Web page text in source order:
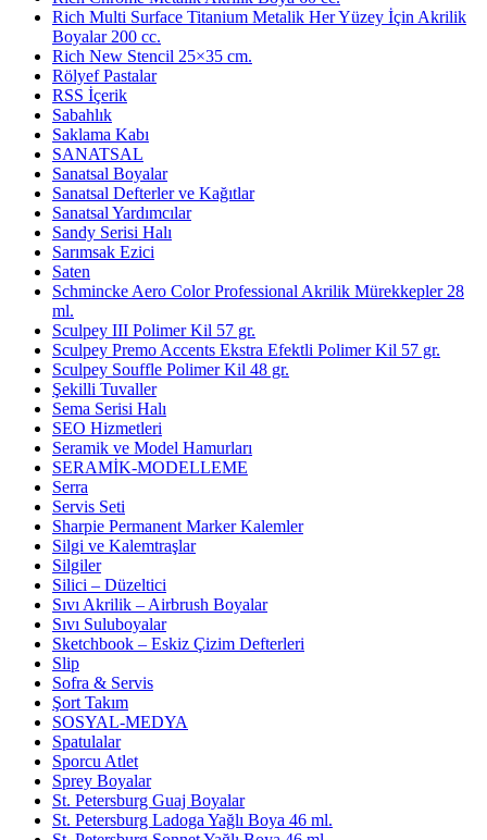
Rich Multi Surface Titanium Metalik Her Yüzey İçin Akrilik
Boyalar 200 cc.
Rich New Stencil 25×35 cm.
Rölyef Pastalar
RSS İçerik
Sabahlık
Saklama Kabı
SANATSAL
Sanatsal Boyalar
Sanatsal Defterler ve Kağıtlar
Sanatsal Yardımcılar
Sandy Serisi Halı
Sarımsak Ezici
Saten
Schmincke Aero Color Professional Akrilik Mürekkepler 28
ml.
Sculpey III Polimer Kil 57 gr.
Sculpey Premo Accents Ekstra Efektli Polimer Kil 57 gr.
Sculpey Souffle Polimer Kil 48 gr.
Şekilli Tuvaller
Sema Serisi Halı
SEO Hizmetleri
Seramik ve Model Hamurları
SERAMİK-MODELLEME
Serra
Servis Seti
Sharpie Permanent Marker Kalemler
Silgi ve Kalemtraşlar
Silgiler
Silici – Düzeltici
Sıvı Akrilik – Airbrush Boyalar
Sıvı Suluboyalar
Sketchbook – Eskiz Çizim Defterleri
Slip
Sofra & Servis
Şort Takım
SOSYAL-MEDYA
Spatulalar
Sporcu Atlet
Sprey Boyalar
St. Petersburg Guaj Boyalar
St. Petersburg Ladoga Yağlı Boya 46 ml.